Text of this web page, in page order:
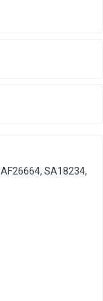
AF26664, SA18234,